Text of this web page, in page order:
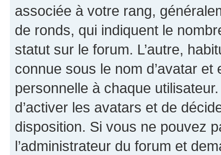
associée à votre rang,
de ronds, qui indiquent le
statut sur le forum. L’autre,
connue sous le nom d’avatar
personnelle à chaque
d’activer les avatars et de
disposition. Si vous ne pouvez
l’administrateur du forum et